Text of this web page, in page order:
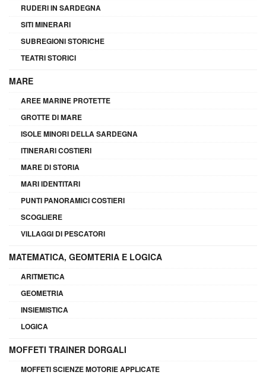
RUDERI IN SARDEGNA
SITI MINERARI
SUBREGIONI STORICHE
TEATRI STORICI
MARE
AREE MARINE PROTETTE
GROTTE DI MARE
ISOLE MINORI DELLA SARDEGNA
ITINERARI COSTIERI
MARE DI STORIA
MARI IDENTITARI
PUNTI PANORAMICI COSTIERI
SCOGLIERE
VILLAGGI DI PESCATORI
MATEMATICA, GEOMTERIA E LOGICA
ARITMETICA
GEOMETRIA
INSIEMISTICA
LOGICA
MOFFETI TRAINER DORGALI
MOFFETI SCIENZE MOTORIE APPLICATE